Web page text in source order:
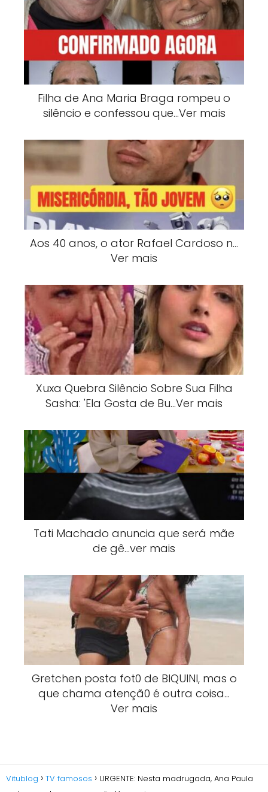
Filha de Ana Maria Braga rompeu o
silêncio e confessou que…Ver mais
Aos 40 anos, o ator Rafael Cardoso n…
Ver mais
Xuxa Quebra Silêncio Sobre Sua Filha
Sasha: 'Ela Gosta de Bu…Ver mais
Tati Machado anuncia que será mãe
de gê…ver mais
Gretchen posta fot0 de BlQUlNI, mas o
que chama atençã0 é outra coisa…
Ver mais
Vitublog TV famosos
URGENTE: Nesta madrugada, Ana Paula